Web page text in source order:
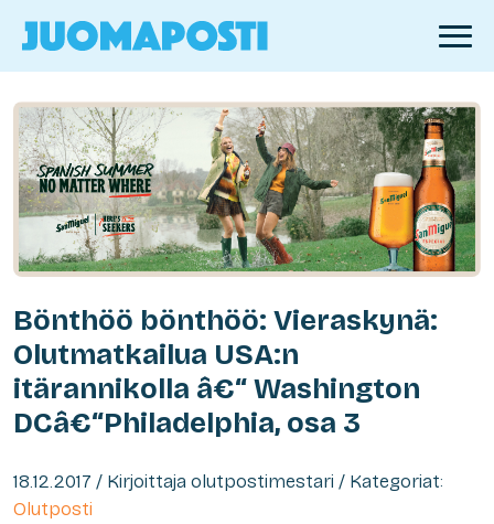
Bönthöö bönthöö: Vieraskynä:
Olutmatkailua USA:n
itärannikolla â€“ Washington
DCâ€“Philadelphia, osa 3
18.12.2017 / Kirjoittaja olutpostimestari / Kategoriat:
Olutposti